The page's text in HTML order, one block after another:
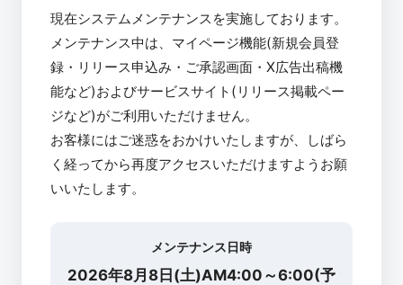
現在システムメンテナンスを実施しております。
メンテナンス中は、マイページ機能(新規会員登
録・リリース申込み・ご承認画面・X広告出稿機
能など)およびサービスサイト(リリース掲載ペー
ジなど)がご利用いただけません。
お客様にはご迷惑をおかけいたしますが、しばら
く経ってから再度アクセスいただけますようお願
いいたします。
メンテナンス日時
2026年8月8日(土)AM4:00～6:00(予